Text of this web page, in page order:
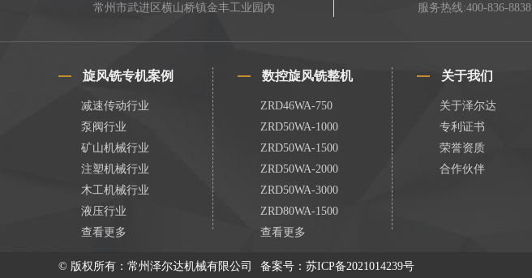
常州市武进区横山桥镇金丰工业园内 服务热线:400-836-8838
旋风铣专机案例
减速传动行业
泵阀行业
矿山机械行业
注塑机械行业
木工机械行业
液压行业
查看更多
数控旋风铣整机
ZRD46WA-750
ZRD50WA-1000
ZRD50WA-1500
ZRD50WA-2000
ZRD50WA-3000
ZRD80WA-1500
查看更多
关于我们
关于泽尔达
专利证书
荣誉资质
合作伙伴
© 版权所有：常州泽尔达机械有限公司 备案号： 苏ICP备2021014239号